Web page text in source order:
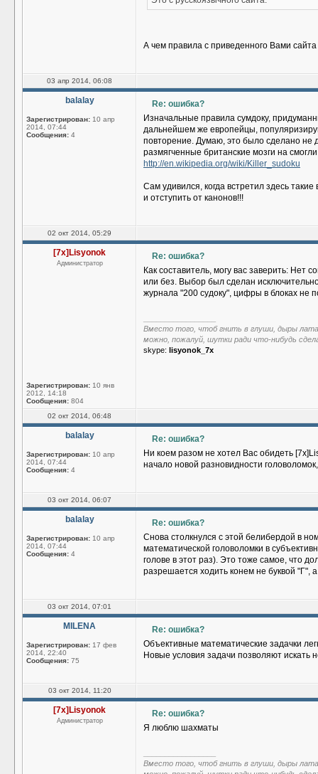
А чем правила с приведенного Вами
03 апр 2014, 06:08
balalay
Зарегистрирован: 10 апр
2014, 07:44
Сообщения: 4
Re: ошибка?
Изначальные правила сумдоку,
дальнейшем же европейцы,
повторение. Думаю, это было сделано не
размягченные британские мозги на
http://en.wikipedia.org/wiki/Killer_sudoku
Сам удивился, когда встретил здесь
и отступить от канонов!!!
02 окт 2014, 05:29
[7x]Lisyonok
Администратор
Зарегистрирован: 10 янв
2012, 14:18
Сообщения: 804
Re: ошибка?
Как составитель, могу вас заверить: Нет
или без. Выбор был сделан
журнала "200 судоку", цифры в блоках не
Вместо того, чтоб гнить в глуши, дыры
можно, пожалуй, шутки ради что-нибудь
skype: lisyonok_7x
02 окт 2014, 06:48
balalay
Зарегистрирован: 10 апр
2014, 07:44
Сообщения: 4
Re: ошибка?
Ни коем разом не хотел Вас обидеть
начало новой разновидности
03 окт 2014, 06:07
balalay
Зарегистрирован: 10 апр
2014, 07:44
Сообщения: 4
Re: ошибка?
Снова столкнулся с этой белибердой в
математической головоломки в
голове в этот раз). Это тоже самое, что
разрешается ходить конем не буквой "Г",
03 окт 2014, 07:01
MILENA
Зарегистрирован: 17 фев
2014, 22:40
Сообщения: 75
Re: ошибка?
Объективные математические задачки
Новые условия задачи позволяют
03 окт 2014, 11:20
[7x]Lisyonok
Администратор
Re: ошибка?
Я люблю шахматы
Вместо того, чтоб гнить в глуши, дыры